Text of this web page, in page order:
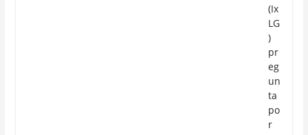
(Ix
LG
)
pr
eg
un
ta
po
r